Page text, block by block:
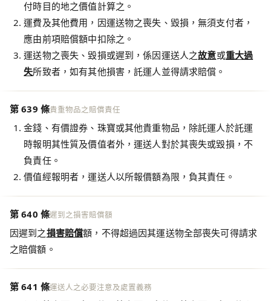
付時目的地之價值計算之。
運費及其他費用，因運送物之喪失、毀損，無須支付者，
應由前項賠償額中扣除之。
運送物之喪失、毀損或遲到，係因運送人之故意或重大過
失所致者，如有其他損害，託運人並得請求賠償。
第 639 條貴重物品之賠償責任
金錢、有價證券、珠寶或其他貴重物品，除託運人於託運
時報明其性質及價值者外，運送人對於其喪失或毀損，不
負責任。
價值經報明者，運送人以所報價額為限，負其責任。
第 640 條遲到之損害賠償額
因遲到之損害賠償額，不得超過因其運送物全部喪失可得請求
之賠償額。
第 641 條運送人之必要注意及處置義務